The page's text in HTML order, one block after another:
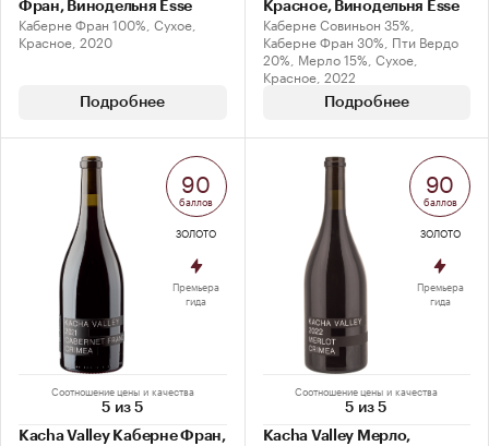
Фран, Винодельня Esse
Каберне Фран 100%, Сухое,
Красное, 2020
Подробнее
Красное, Винодельня Esse
Каберне Совиньон 35%,
Каберне Фран 30%, Пти Вердо
20%, Мерло 15%, Сухое,
Красное, 2022
Подробнее
Соотношение цены и качества
5 из 5
Kacha Valley Каберне Фран,
90
баллов
ЗОЛОТО
Премьера
гида
Соотношение цены и качества
5 из 5
Kacha Valley Мерло,
90
баллов
ЗОЛОТО
Премьера
гида